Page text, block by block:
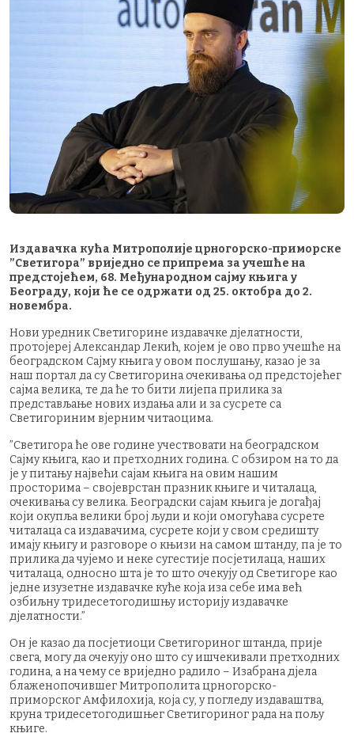
Издавачка кућа Митрополије црногорско-приморске
”Светигора” вриједно се припрема за учешће на
предстојећем, 68. Међународном сајму књига у
Београду, који ће се одржати од 25. октобра до 2.
новембра.
Нови уредник Светигорине издавачке дјелатности,
протојереј Александар Лекић, којем је ово прво учешће на
београдском Сајму књига у овом послушању, казао је за
наш портал да су Светигорина очекивања од предстојећег
сајма велика, те да ће то бити лијепа прилика за
представљање нових издања али и за сусрете са
Светигориним вјерним читаоцима.
”Светигора ће ове године учествовати на београдском
Сајму књига, као и претходних година. С обзиром на то да
је у питању највећи сајам књига на овим нашим
просторима – својеврстан празник књиге и читалаца,
очекивања су велика. Београдски сајам књига је догађај
који окупља велики број људи и који омогућава сусрете
читалаца са издавачима, сусрете који у свом средишту
имају књигу и разговоре о књизи на самом штанду, па је то
прилика да чујемо и неке сугестије посјетилаца, наших
читалаца, односно шта је то што очекују од Светигоре као
једне изузетне издавачке куће која иза себе има већ
озбиљну тридесетогодишњу историју издавачке
дјелатности.”
Он је казао да посјетиоци Светигориног штанда, прије
свега, могу да очекују оно што су ишчекивали претходних
година, а на чему се вриједно радило – Изабрана дјела
блаженопочившег Митрополита црногорско-
приморског Амфилохија, која су, у погледу издаваштва,
круна тридесетогодишњег Светигориног рада на пољу
књиге.